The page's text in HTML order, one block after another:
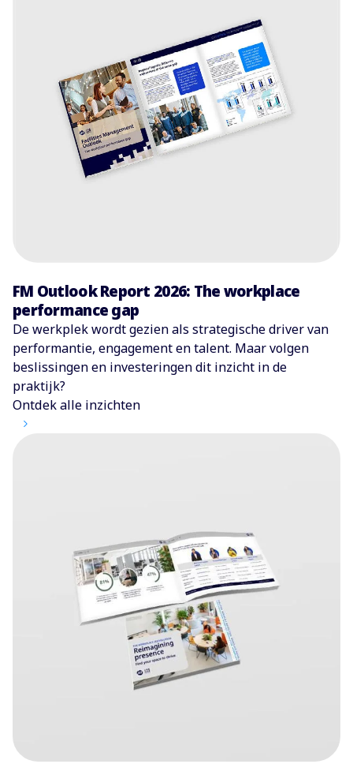
FM Outlook Report 2026: The workplace
performance gap
De werkplek wordt gezien als strategische driver van
performantie, engagement en talent. Maar volgen
beslissingen en investeringen dit inzicht in de
praktijk?
Ontdek alle inzichten